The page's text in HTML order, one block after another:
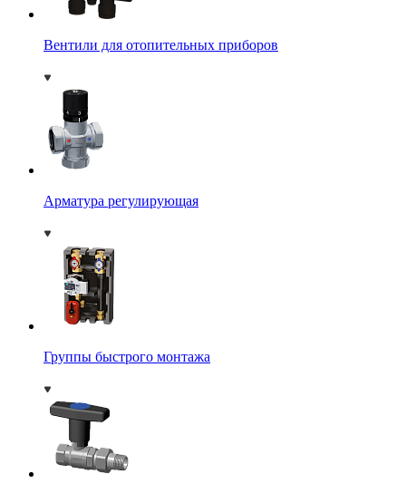
Вентили для отопительных приборов
Арматура регулирующая
Группы быстрого монтажа